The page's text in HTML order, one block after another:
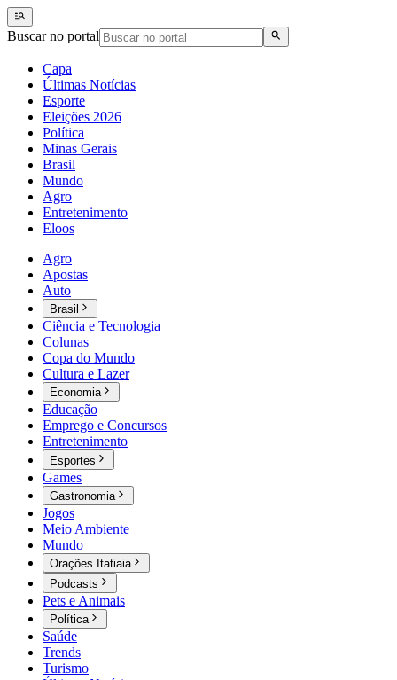
Buscar no portal
Capa
Últimas Notícias
Esporte
Eleições 2026
Política
Minas Gerais
Brasil
Mundo
Agro
Entretenimento
Eloos
Agro
Apostas
Auto
Brasil
Ciência e Tecnologia
Colunas
Copa do Mundo
Cultura e Lazer
Economia
Educação
Emprego e Concursos
Entretenimento
Esportes
Games
Gastronomia
Jogos
Meio Ambiente
Mundo
Orações Itatiaia
Podcasts
Pets e Animais
Política
Saúde
Trends
Turismo